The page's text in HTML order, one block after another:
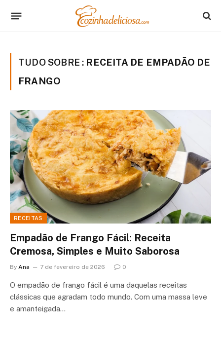
TUDO SOBRE : RECEITA DE EMPADÃO DE
FRANGO
RECEITAS
Empadão de Frango Fácil: Receita
Cremosa, Simples e Muito Saborosa
By Ana 7 de fevereiro de 2026 0
O empadão de frango fácil é uma daquelas receitas
clássicas que agradam todo mundo. Com uma massa leve
e amanteigada…